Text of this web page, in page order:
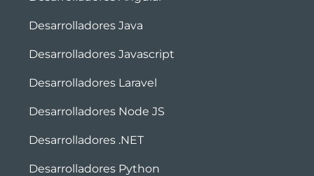
Desarrolladores Java
Desarrolladores Javascript
Desarrolladores Laravel
Desarrolladores Node JS
Desarrolladores .NET
Desarrolladores Python